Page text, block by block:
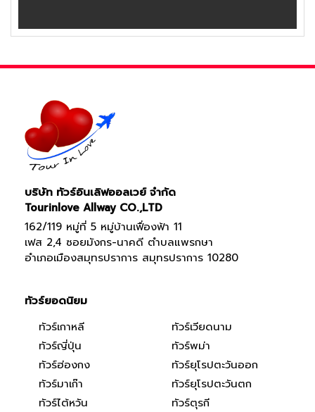
บริษัท ทัวร์อินเลิฟออลเวย์ จำกัด
Tourinlove Allway CO.,LTD
162/119 หมู่ที่ 5 หมู่บ้านเฟื่องฟ้า 11
เฟส 2,4 ซอยมังกร-นาคดี ตำบลแพรกษา
อำเภอเมืองสมุทรปราการ สมุทรปราการ 10280
ทัวร์ยอดนิยม
ทัวร์เกาหลี
ทัวร์ญี่ปุ่น
ทัวร์ฮ่องกง
ทัวร์มาเก๊า
ทัวร์ไต้หวัน
ทัวร์เวียดนาม
ทัวร์พม่า
ทัวร์ยุโรปตะวันออก
ทัวร์ยุโรปตะวันตก
ทัวร์ตุรกี